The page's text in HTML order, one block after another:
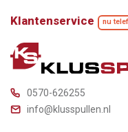
Klantenservice nu
0570-626255
info@klusspullen.nl